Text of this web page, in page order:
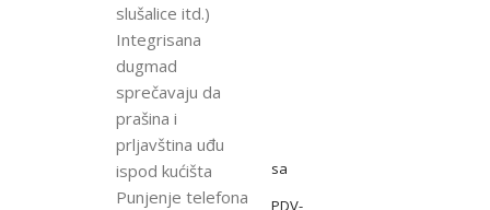
slušalice itd.)
Integrisana
dugmad
sprečavaju da
prašina i
prljavština uđu
ispod kućišta
Punjenje telefona
sa
PDV-